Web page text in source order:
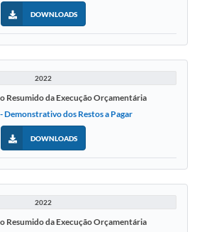
DOWNLOADS
2022
Resumido da Execução Orçamentária
Demonstrativo dos Restos a Pagar
DOWNLOADS
2022
Resumido da Execução Orçamentária